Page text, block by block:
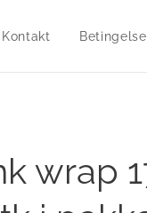
Kontakt
wrap